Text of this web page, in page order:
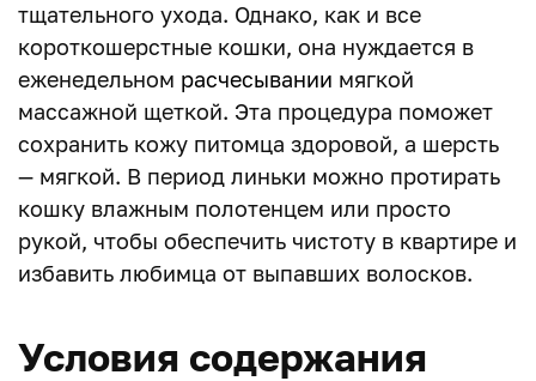
тщательного ухода. Однако, как и все
короткошерстные кошки, она нуждается в
еженедельном расчесывании мягкой
массажной щеткой. Эта процедура поможет
сохранить кожу питомца здоровой, а шерсть
— мягкой. В период линьки можно протирать
кошку влажным полотенцем или просто
рукой, чтобы обеспечить чистоту в квартире и
избавить любимца от выпавших волосков.
Условия содержания